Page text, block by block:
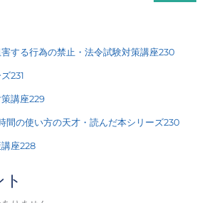
する行為の禁止・法令試験対策講座230
231
講座229
間の使い方の天才・読んだ本シリーズ230
座228